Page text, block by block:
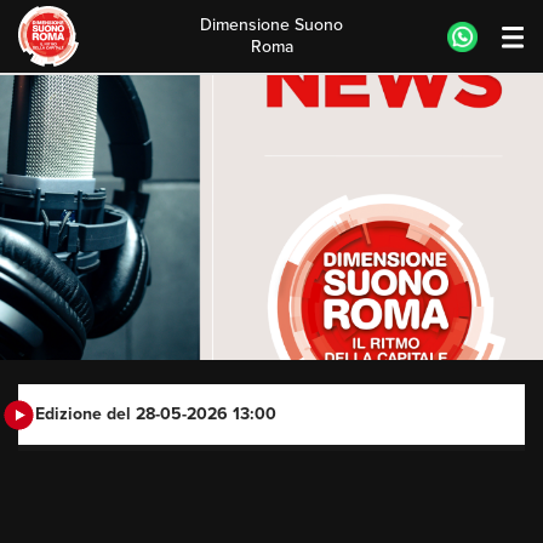
Skip
to
content
Dimensione Suono
Roma
Edizione del 28-05-2026 13:00